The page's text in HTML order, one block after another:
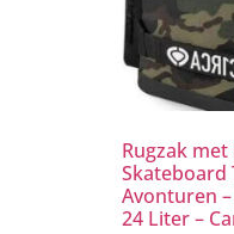
Rugzak
Skateboard
Avonturen
24 Liter –